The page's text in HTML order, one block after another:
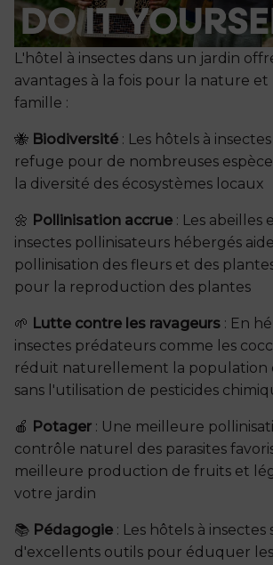
L'hôtel à insectes dans un jardin
avantages à la fois pour la nature
famille :
🐝 Biodiversité : Les hôtels à
refuge pour de nombreuses
la diversité des écosystèmes locaux
🌼 Pollinisation accrue : Les abeilles
insectes pollinisateurs hébergés
pollinisation des fleurs et des
pour la reproduction des plantes
🌱 Lutte contre les ravageurs : En
insectes prédateurs comme les
réduit naturellement la population
sans l'utilisation de pesticides
🍎 Potager : Une meilleure
contrôle naturel des parasites
meilleure production de fruits et
votre jardin
📚 Pédagogie : Les hôtels à insectes
d'excellents outils pour éduquer